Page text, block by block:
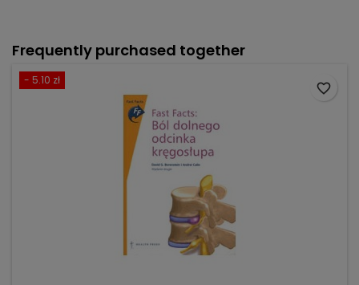
Frequently purchased together
- 5.10 zł
favorite_border